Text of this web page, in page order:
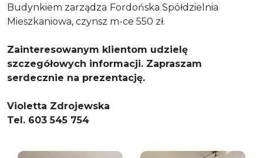
Budynkiem zarządza Fordońska Spółdzielnia
Mieszkaniowa, czynsz m-ce 550 zł.
Zainteresowanym klientom udzielę
szczegółowych informacji. Zapraszam
serdecznie na prezentację.
Violetta Zdrojewska
Tel. 603 545 754